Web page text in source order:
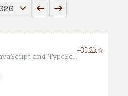
A secure JavaScript and TypeScript runtime
+30.2k☆